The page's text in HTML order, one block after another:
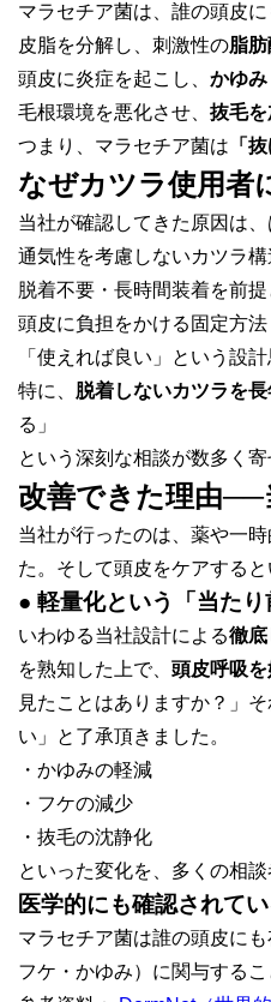
マラセチア菌は、誰の頭皮
皮脂を分解し、刺激性の脂
頭皮に炎症を起こし、 かゆ
毛根環境を悪化させ、 抜毛を
つまり、マラセチア菌は 「
なぜカツラ使用者
当社が確認してきた原因は
通気性を考慮しないカツラ構
脱着不要・長時間装着を前
頭皮に負担をかける固定方法
「使えれば良い」という設
特に、 脱着しないカツラを
る」
という深刻な相談が数多く寄
改善できた理由──
当社が行ったのは、薬や一
た。そして頭皮をケアする
● 軽量化という「当た
いわゆる当社設計による徹
を熟知した上で、 頭皮呼吸
見たことはありますか？」
い」と了承頂きました。
・かゆみの軽減
・フケの減少
・抜毛の沈静化
といった変化を、多くの相談
医学的にも確認されて
マラセチア菌は誰の頭皮に
フケ・かゆみ）に関与する